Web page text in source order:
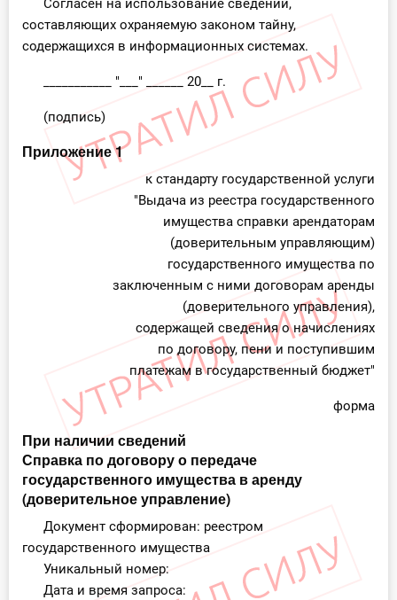
Согласен на использование сведений,
составляющих охраняемую законом тайну,
содержащихся в информационных системах.
___________ "___" ______ 20__ г.
(подпись)
Приложение 1
к стандарту государственной услуги
"Выдача из реестра государственного
имущества справки арендаторам
(доверительным управляющим)
государственного имущества по
заключенным с ними договорам аренды
(доверительного управления),
содержащей сведения о начислениях
по договору, пени и поступившим
платежам в государственный бюджет"
форма
При наличии сведений
Справка по договору о передаче
государственного имущества в аренду
(доверительное управление)
Документ сформирован: реестром
государственного имущества
Уникальный номер:
Дата и время запроса: